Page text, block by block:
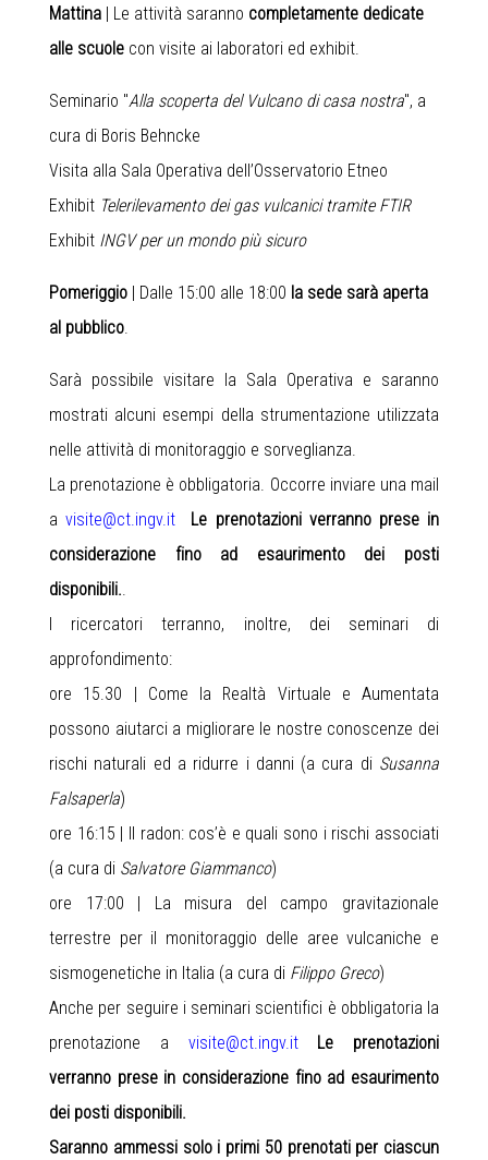
Mattina | Le attività saranno completamente dedicate
alle scuole con visite ai laboratori ed exhibit.
Seminario "Alla scoperta del Vulcano di casa nostra", a
cura di Boris Behncke
Visita alla Sala Operativa dell’Osservatorio Etneo
Exhibit Telerilevamento dei gas vulcanici tramite FTIR
Exhibit INGV per un mondo più sicuro
Pomeriggio | Dalle 15:00 alle 18:00 la sede sarà aperta
al pubblico.
Sarà possibile visitare la Sala Operativa e saranno
mostrati alcuni esempi della strumentazione utilizzata
nelle attività di monitoraggio e sorveglianza.
La prenotazione è obbligatoria. Occorre inviare una mail
avisite@ct.ingv.it
Le prenotazioni verranno prese in
considerazione fino ad esaurimento dei posti
disponibili..
I ricercatori terranno, inoltre, dei seminari di
approfondimento:
ore 15.30 | Come la Realtà Virtuale e Aumentata
possono aiutarci a migliorare le nostre conoscenze dei
rischi naturali ed a ridurre i danni (a cura di Susanna
Falsaperla)
ore 16:15 | Il radon: cos’è e quali sono i rischi associati
(a cura di Salvatore Giammanco)
ore 17:00 | La misura del campo gravitazionale
terrestre per il monitoraggio delle aree vulcaniche e
sismogenetiche in Italia (a cura di Filippo Greco)
Anche per seguire i seminari scientifici è obbligatoria la
prenotazione a visite@ct.ingv.it
Le prenotazioni
verranno prese in considerazione fino ad esaurimento
dei posti disponibili.
Saranno ammessi solo i primi 50 prenotati per ciascun